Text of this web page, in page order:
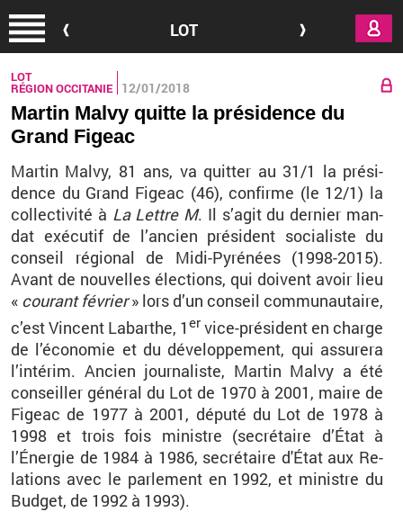
LOT
LOT
RÉGION OCCITANIE 12/01/2018
Martin Malvy quitte la présidence du
Grand Figeac
Mar­tin Malvy, 81 ans, va quit­ter au 31/1 la pré­si­
dence du Grand Fi­geac (46), confirme (le 12/1) la
col­lec­ti­vité à La Lettre M. Il s’agit du der­nier man­
dat exé­cu­tif de l’an­cien pré­sident so­cia­liste du
conseil ré­gio­nal de Midi-Py­ré­nées (1998-2015).
Avant de nou­velles élec­tions, qui doivent avoir lieu
« cou­rant fé­vrier» lors d’un conseil com­mu­nau­taire,
c’est Vincent La­barthe, 1 er vice-pré­sident en charge
de l’éco­no­mie et du dé­ve­lop­pe­ment, qui as­su­rera
l’in­té­rim. An­cien jour­na­liste, Mar­tin Malvy a été
conseiller gé­né­ral du Lot de 1970 à 2001, maire de
Fi­geac de 1977 à 2001, dé­puté du Lot de 1978 à
1998 et trois fois mi­nistre (se­cré­taire d’État à
l’Éner­gie de 1984 à 1986, se­cré­taire d'État aux Re­
la­tions avec le par­le­ment en 1992, et mi­nistre du
Bud­get, de 1992 à 1993).